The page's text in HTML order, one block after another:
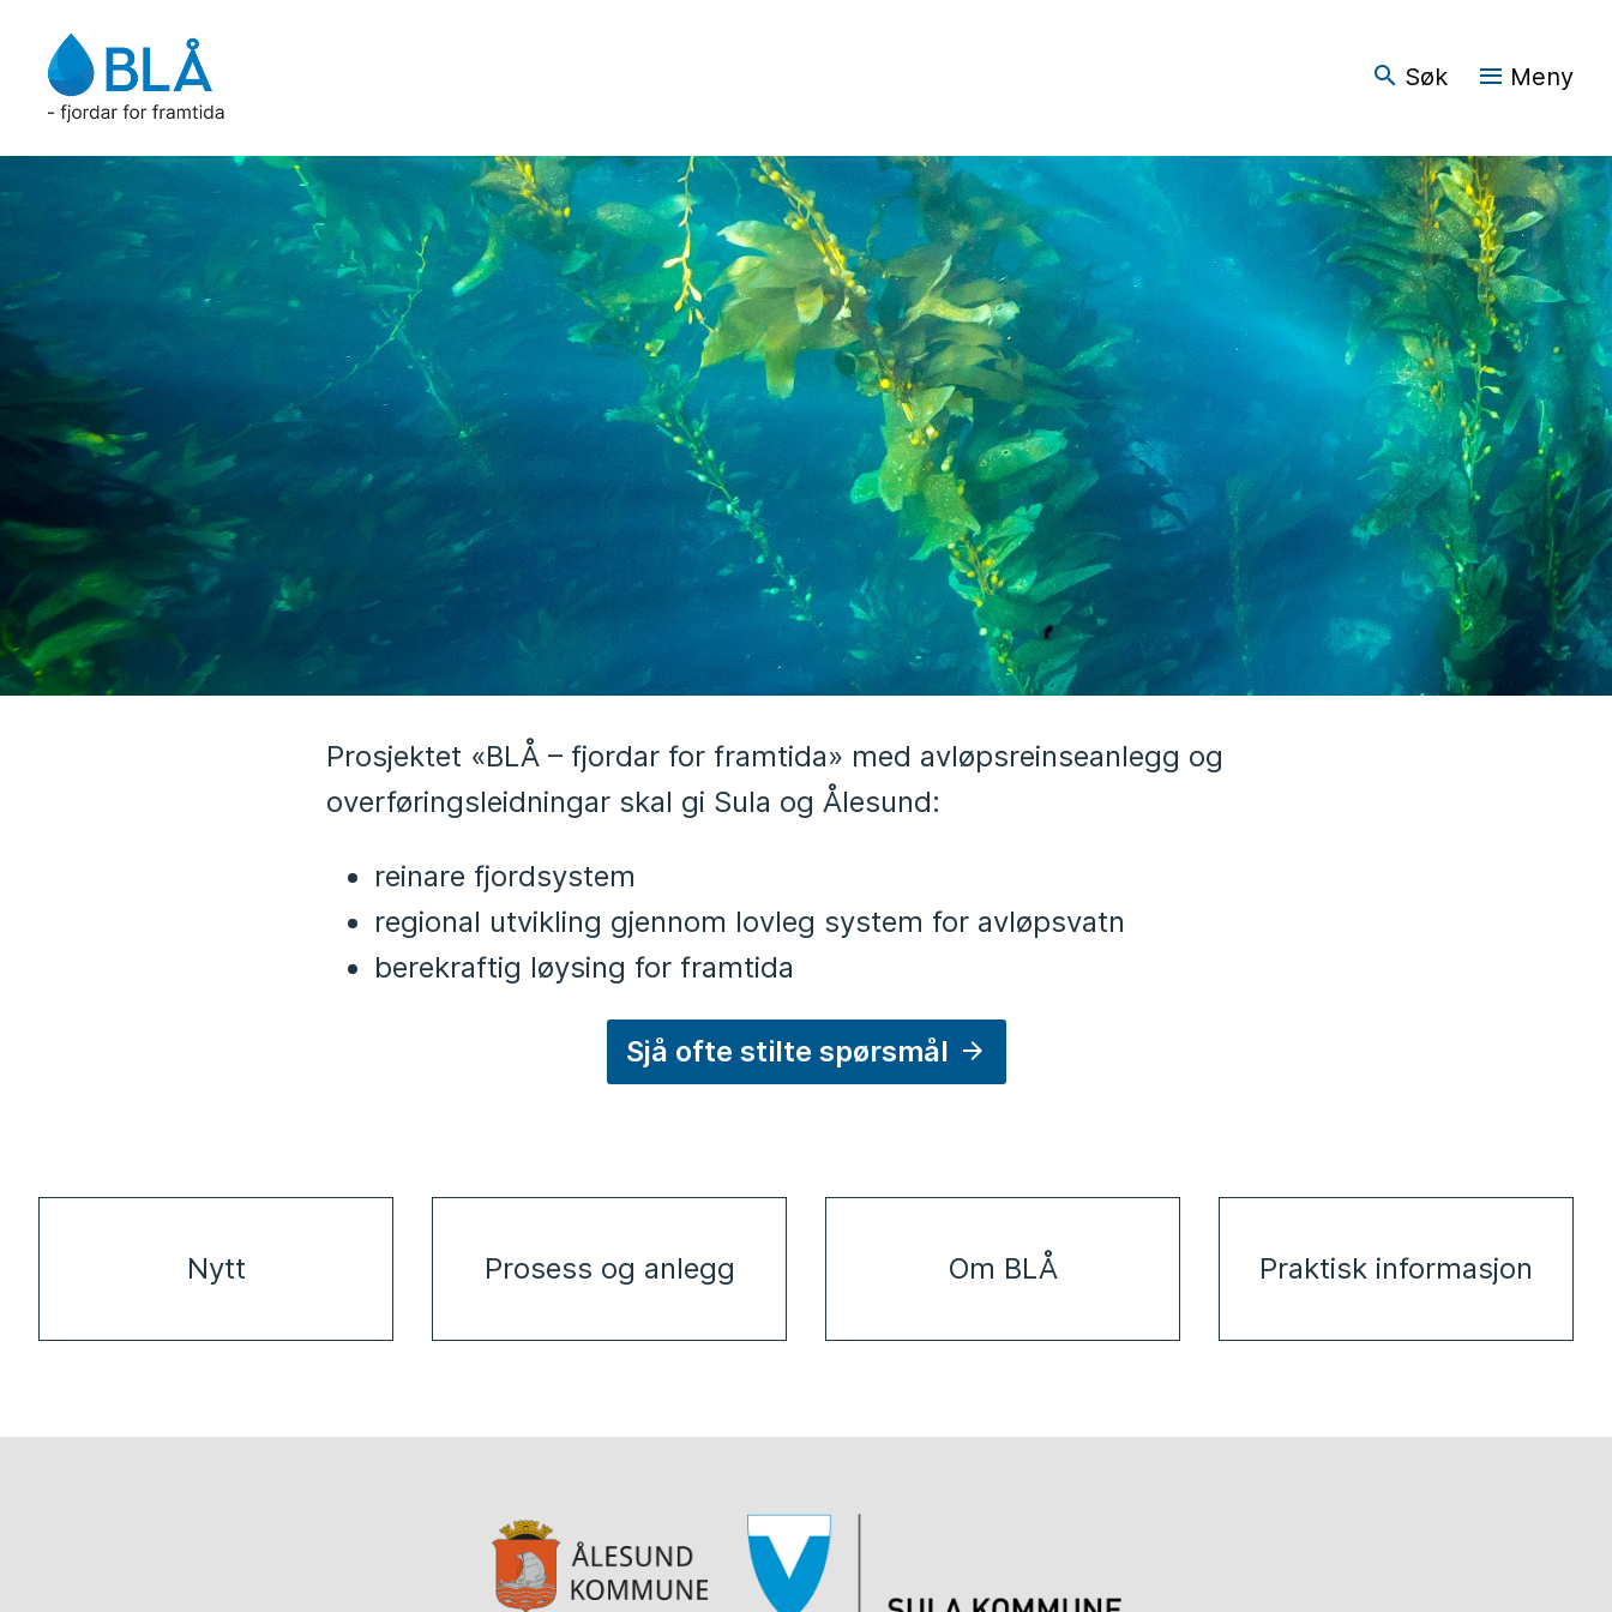
fjordar
for
framtida
Søk Meny
Prosjektet «BLÅ – fjordar for framtida» med avløpsreinseanlegg og
overføringsleidningar skal gi Sula og Ålesund:
reinare fjordsystem
regional utvikling gjennom lovleg system for avløpsvatn
berekraftig løysing for framtida
Sjå ofte stilte spørsmål
Nytt Prosess og anlegg Om BLÅ Praktisk informasjon